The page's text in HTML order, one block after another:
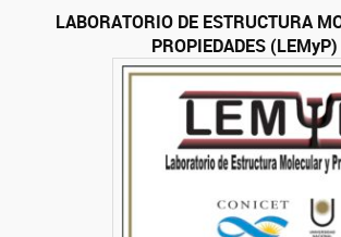
LABORATORIO DE ESTRUCTURA
PROPIEDADES (LEMyP)